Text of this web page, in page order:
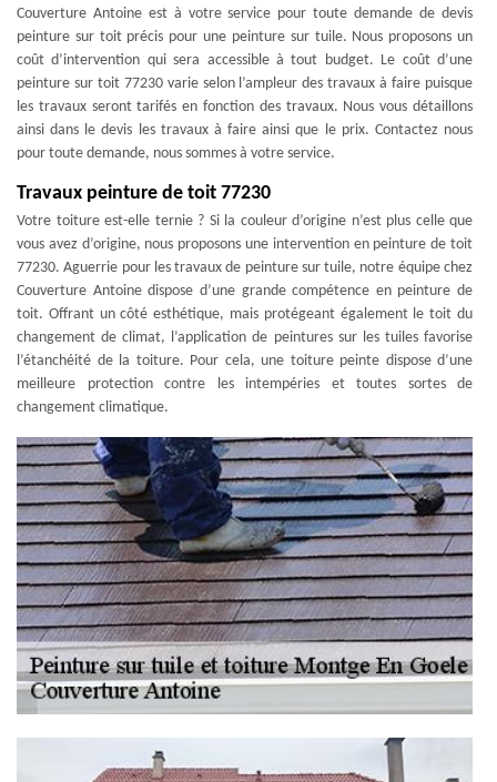
Couverture Antoine est à votre service pour toute demande de devis
peinture sur toit précis pour une peinture sur tuile. Nous proposons un
coût d’intervention qui sera accessible à tout budget. Le coût d’une
peinture sur toit 77230 varie selon l’ampleur des travaux à faire puisque
les travaux seront tarifés en fonction des travaux. Nous vous détaillons
ainsi dans le devis les travaux à faire ainsi que le prix. Contactez nous
pour toute demande, nous sommes à votre service.
Travaux peinture de toit 77230
Votre toiture est-elle ternie ? Si la couleur d’origine n’est plus celle que
vous avez d’origine, nous proposons une intervention en peinture de toit
77230. Aguerrie pour les travaux de peinture sur tuile, notre équipe chez
Couverture Antoine dispose d’une grande compétence en peinture de
toit. Offrant un côté esthétique, mais protégeant également le toit du
changement de climat, l’application de peintures sur les tuiles favorise
l’étanchéité de la toiture. Pour cela, une toiture peinte dispose d’une
meilleure protection contre les intempéries et toutes sortes de
changement climatique.